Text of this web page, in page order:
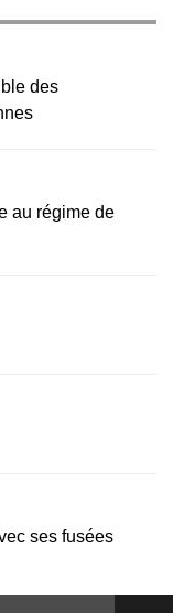
des
au régime de
ses fusées